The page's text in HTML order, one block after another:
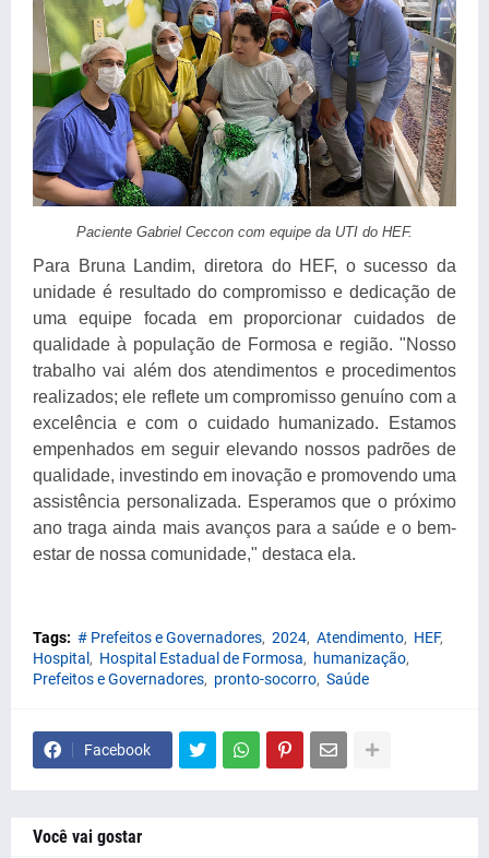
Paciente Gabriel Ceccon com equipe da UTI do HEF.
Para Bruna Landim, diretora do HEF, o sucesso da
unidade é resultado do compromisso e dedicação de
uma equipe focada em proporcionar cuidados de
qualidade à população de Formosa e região. "Nosso
trabalho vai além dos atendimentos e procedimentos
realizados; ele reflete um compromisso genuíno com a
excelência e com o cuidado humanizado. Estamos
empenhados em seguir elevando nossos padrões de
qualidade, investindo em inovação e promovendo uma
assistência personalizada. Esperamos que o próximo
ano traga ainda mais avanços para a saúde e o bem-
estar de nossa comunidade," destaca ela.
Tags: # Prefeitos e Governadores 2024 Atendimento
HEF
Hospital
Hospital Estadual de Formosa
humanização
Prefeitos e Governadores
pronto-socorro Saúde
Facebook
Você vai gostar